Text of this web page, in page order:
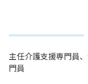
主任介護支援専門員
門員